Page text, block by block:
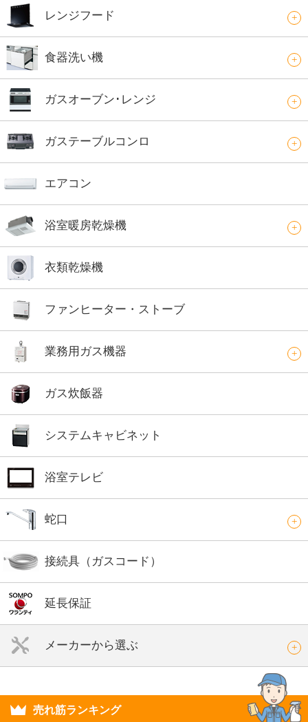
レンジフード
食器洗い機
ガスオーブン･レンジ
ガステーブルコンロ
エアコン
浴室暖房乾燥機
衣類乾燥機
ファンヒーター・ストーブ
業務用ガス機器
ガス炊飯器
システムキャビネット
浴室テレビ
蛇口
接続具（ガスコード）
延長保証
メーカーから選ぶ
売れ筋ランキング